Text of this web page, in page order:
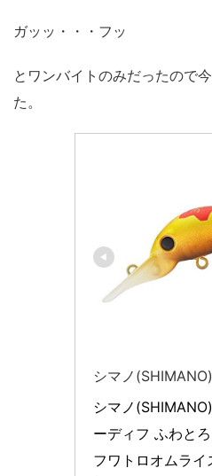
ガッッ・・・フッ
とワンバイトのみだったので
た。
シマノ(SHIMANO)
シマノ
ーディフ ふわと
フワトロオムラ